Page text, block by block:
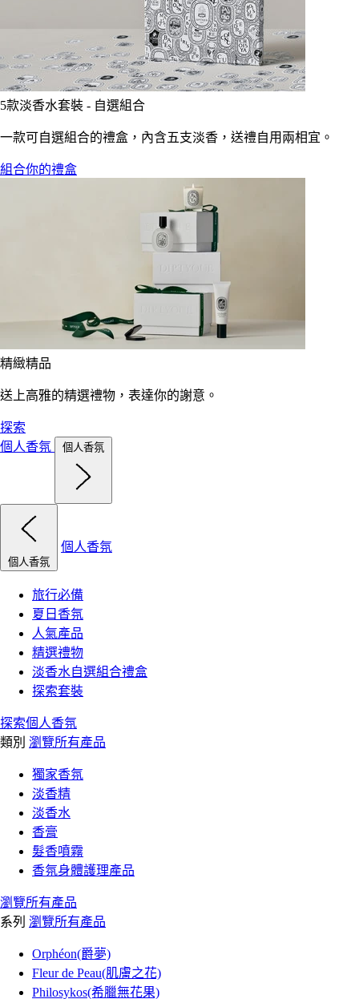
5款淡香水套裝 - 自選組合
一款可自選組合的禮盒，內含五支淡香，送禮自用兩相宜。
組合你的禮盒
精緻精品
送上高雅的精選禮物，表達你的謝意。
探索
個人香氛
個人香氛
個人香氛
個人香氛
旅行必備
夏日香氛
人氣產品
精選禮物
淡香水自選組合禮盒
探索套裝
探索個人香氛
類別 瀏覽所有產品
獨家香氛
淡香精
淡香水
香膏
髮香噴霧
香氛身體護理產品
瀏覽所有產品
系列 瀏覽所有產品
Orphéon(爵夢)
Fleur de Peau(肌膚之花)
Philosykos(希臘無花果)